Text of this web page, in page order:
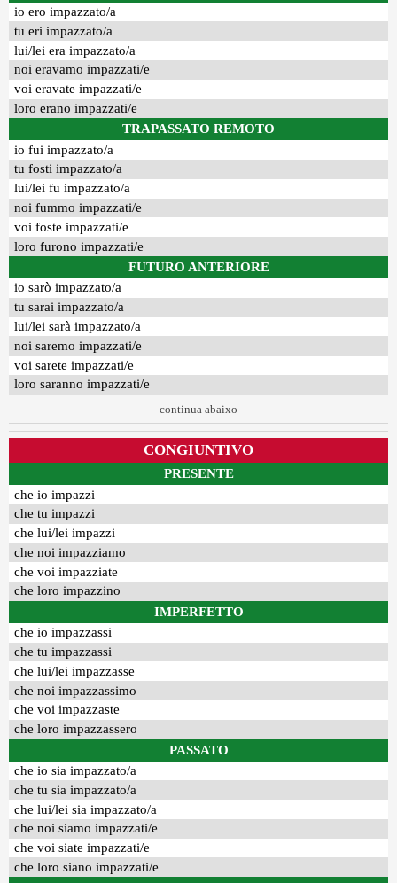
io ero impazzato/a
tu eri impazzato/a
lui/lei era impazzato/a
noi eravamo impazzati/e
voi eravate impazzati/e
loro erano impazzati/e
TRAPASSATO REMOTO
io fui impazzato/a
tu fosti impazzato/a
lui/lei fu impazzato/a
noi fummo impazzati/e
voi foste impazzati/e
loro furono impazzati/e
FUTURO ANTERIORE
io sarò impazzato/a
tu sarai impazzato/a
lui/lei sarà impazzato/a
noi saremo impazzati/e
voi sarete impazzati/e
loro saranno impazzati/e
continua abaixo
CONGIUNTIVO
PRESENTE
che io impazzi
che tu impazzi
che lui/lei impazzi
che noi impazziamo
che voi impazziate
che loro impazzino
IMPERFETTO
che io impazzassi
che tu impazzassi
che lui/lei impazzasse
che noi impazzassimo
che voi impazzaste
che loro impazzassero
PASSATO
che io sia impazzato/a
che tu sia impazzato/a
che lui/lei sia impazzato/a
che noi siamo impazzati/e
che voi siate impazzati/e
che loro siano impazzati/e